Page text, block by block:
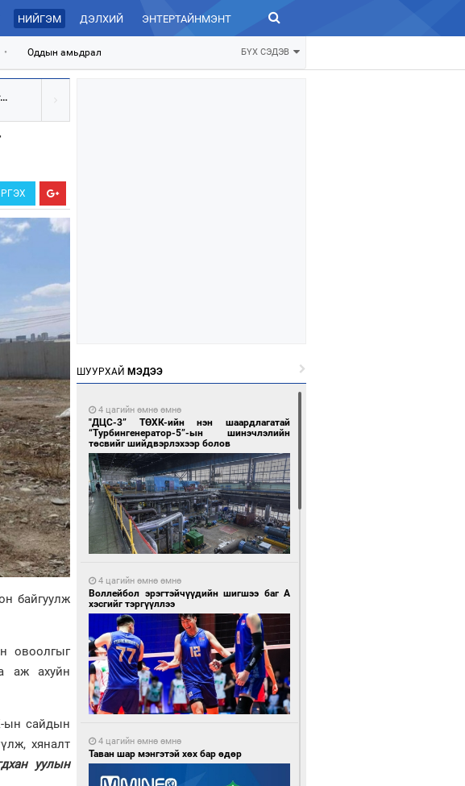
НИЙГЭМ ДЭЛХИЙ ЭНТЕРТАЙНМЭНТ ЗУРХАЙ
• Оддын амьдрал БҮХ СЭДЭВ
байгуулж
овоолгыг
аж ахуйн
ын сайдын
хяналт
уулын
ШУУРХАЙ МЭДЭЭ
4 цагийн өмнө өмнө
"ДЦС-3” ТӨХК-ийн нэн шаардлагатай
“Турбингенератор-5”-ын шинэчлэлийн
төсвийг шийдвэрлэхээр болов
4 цагийн өмнө өмнө
Воллейбол эрэгтэйчүүдийн шигшээ баг А
хэсгийг тэргүүллээ
4 цагийн өмнө өмнө
Таван шар мэнгэтэй хөх бар өдөр